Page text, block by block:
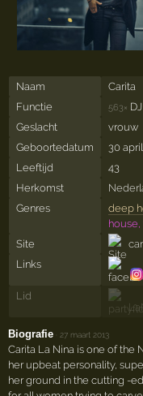
Naam
Carita
Functie
563× DJ
Geslacht
vrouw
Geboortedatum
30
Leeftijd
43
Herkomst
Genres deep
Site
Links
Lid
Biografie 27 maart 2013
Carita La Nina is one of the
her upbeat personality,
her ground in the cutting -